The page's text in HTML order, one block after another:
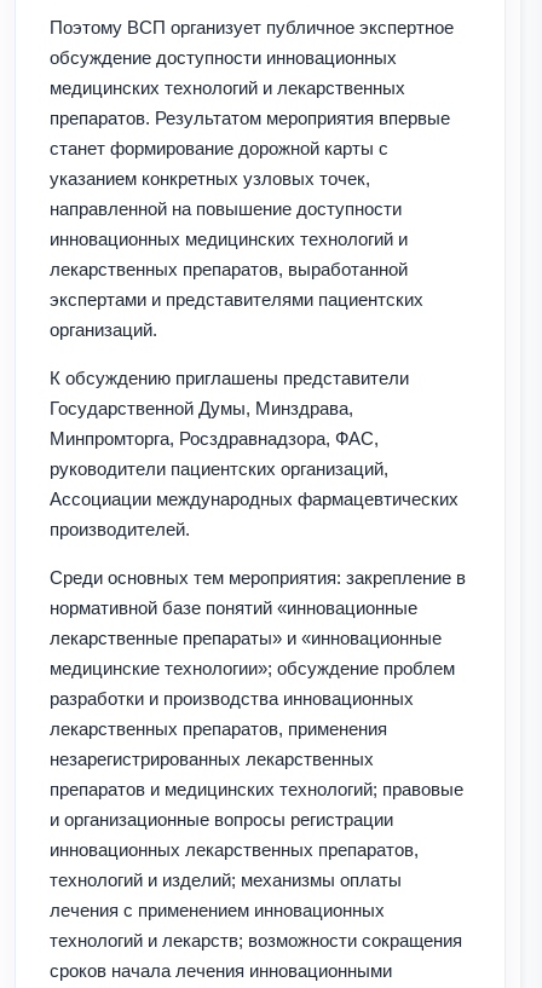
Поэтому ВСП организует публичное экспертное
обсуждение доступности инновационных
медицинских технологий и лекарственных
препаратов. Результатом мероприятия впервые
станет формирование дорожной карты с
указанием конкретных узловых точек,
направленной на повышение доступности
инновационных медицинских технологий и
лекарственных препаратов, выработанной
экспертами и представителями пациентских
организаций.
К обсуждению приглашены представители
Государственной Думы, Минздрава,
Минпромторга, Росздравнадзора, ФАС,
руководители пациентских организаций,
Ассоциации международных фармацевтических
производителей.
Среди основных тем мероприятия: закрепление в
нормативной базе понятий «инновационные
лекарственные препараты» и «инновационные
медицинские технологии»; обсуждение проблем
разработки и производства инновационных
лекарственных препаратов, применения
незарегистрированных лекарственных
препаратов и медицинских технологий; правовые
и организационные вопросы регистрации
инновационных лекарственных препаратов,
технологий и изделий; механизмы оплаты
лечения с применением инновационных
технологий и лекарств; возможности сокращения
сроков начала лечения инновационными